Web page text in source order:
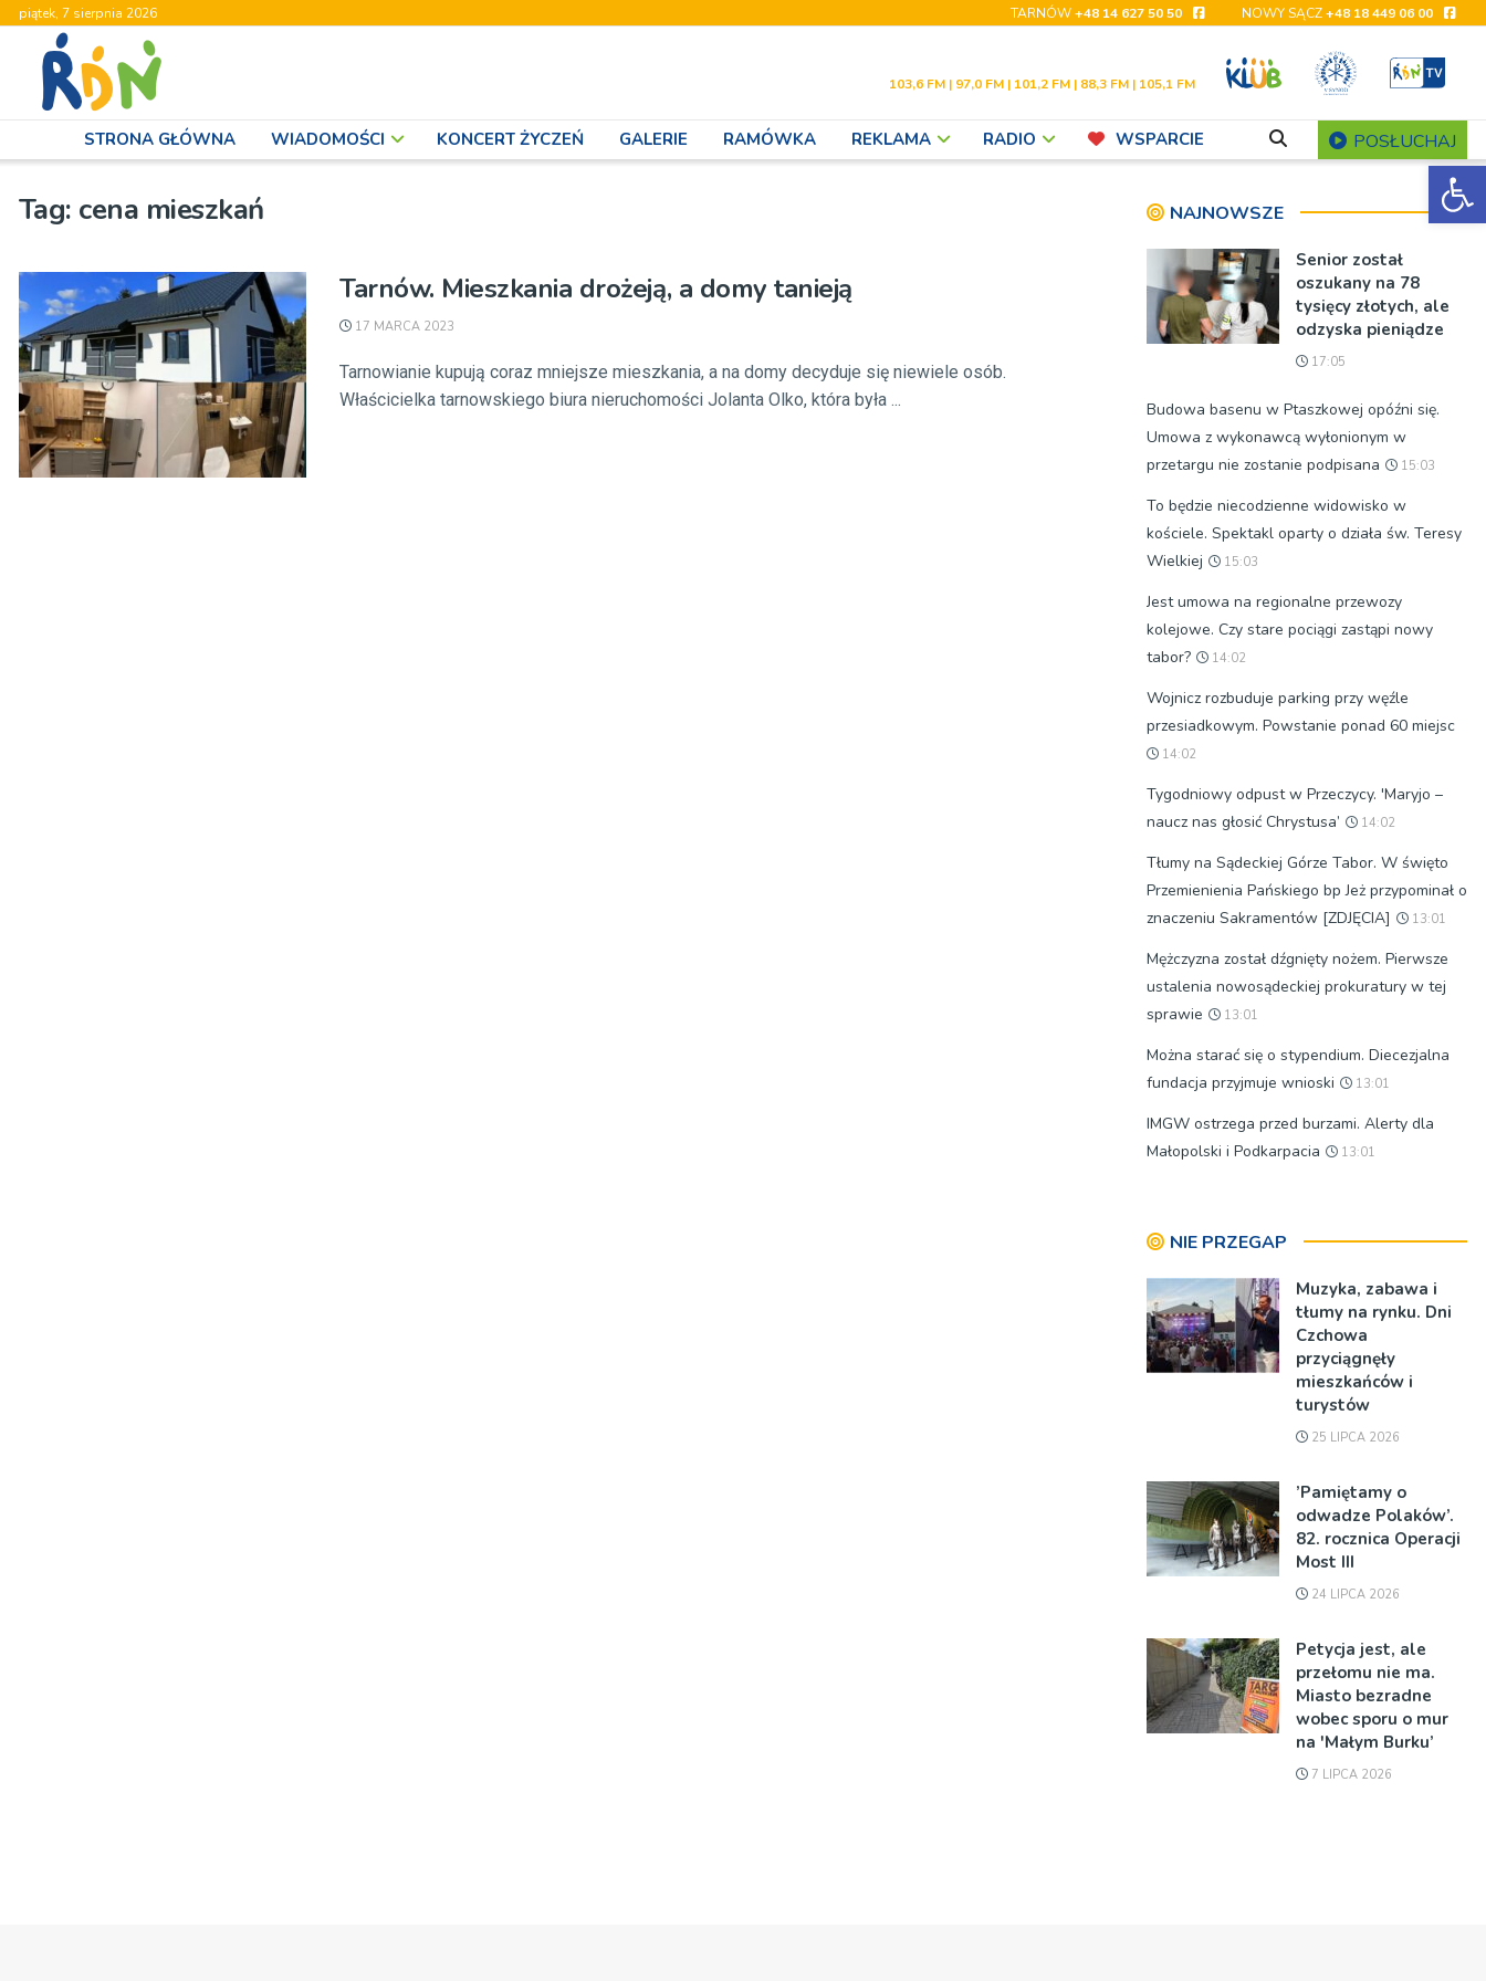
piątek, 7 sierpnia 2026 TARNÓW+48 14 627 50 50 NOWY SĄCZ+48 18 449 06 00
103,6 FM | 97,0 FM | 101,2 FM | 88,3 FM | 105,1 FM
STRONA GŁÓWNA WIADOMOŚCI KONCERT ŻYCZEŃ GALERIE RAMÓWKA REKLAMA RADIO WSPARCIE POSŁUCHAJ
Tag: cena mieszkań
Tarnów. Mieszkania drożeją, a domy tanieją
17 MARCA 2023
Tarnowianie kupują coraz mniejsze mieszkania, a na domy decyduje się niewiele osób.
Właścicielka tarnowskiego biura nieruchomości Jolanta Olko, która była ...
NAJNOWSZE
Senior został
oszukany na 78
tysięcy złotych, ale
odzyska pieniądze
17:05
Budowa basenu w Ptaszkowej opóźni się.
Umowa z wykonawcą wyłonionym w
przetargu nie zostanie podpisana
15:03
To będzie niecodzienne widowisko w
kościele. Spektakl oparty o działa św. Teresy
Wielkiej
15:03
Jest umowa na regionalne przewozy
kolejowe. Czy stare pociągi zastąpi nowy
tabor?
14:02
Wojnicz rozbuduje parking przy węźle
przesiadkowym. Powstanie ponad 60 miejsc
14:02
Tygodniowy odpust w Przeczycy. 'Maryjo –
naucz nas głosić Chrystusa’
14:02
Tłumy na Sądeckiej Górze Tabor. W święto
Przemienienia Pańskiego bp Jeż przypominał o
znaczeniu Sakramentów [ZDJĘCIA]
13:01
Mężczyzna został dźgnięty nożem. Pierwsze
ustalenia nowosądeckiej prokuratury w tej
sprawie
13:01
Można starać się o stypendium. Diecezjalna
fundacja przyjmuje wnioski
13:01
IMGW ostrzega przed burzami. Alerty dla
Małopolski i Podkarpacia
13:01
NIE PRZEGAP
Muzyka, zabawa i
tłumy na rynku. Dni
Czchowa
przyciągnęły
mieszkańców i
turystów
25 LIPCA 2026
’Pamiętamy o
odwadze Polaków’.
82. rocznica Operacji
Most III
24 LIPCA 2026
Petycja jest, ale
przełomu nie ma.
Miasto bezradne
wobec sporu o mur
na 'Małym Burku’
7 LIPCA 2026